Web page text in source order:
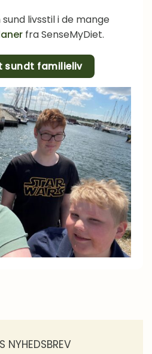
livsstil i de mange
fra SenseMyDiet.
sundt familieliv
NYHEDSBREV